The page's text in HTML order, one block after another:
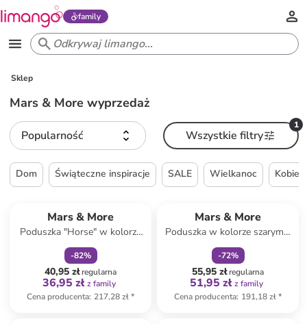
family
Sklep
Mars & More wyprzedaż
Popularność
1
Wszystkie filtry
Dom Świąteczne inspiracje SALE Wielkanoc
Mars & More
Poduszka "Horse" w kolorze
brązowo-szarym - 45 x 45 cm
-82%
40,95 złregularna
36,95 zł z family
Cena producenta: 217,28 zł*
Mars & More
Poduszka w kolorze szarym -
30 x 50 cm
-72%
55,95 złregularna
51,95 zł z family
Cena producenta: 191,18 zł*